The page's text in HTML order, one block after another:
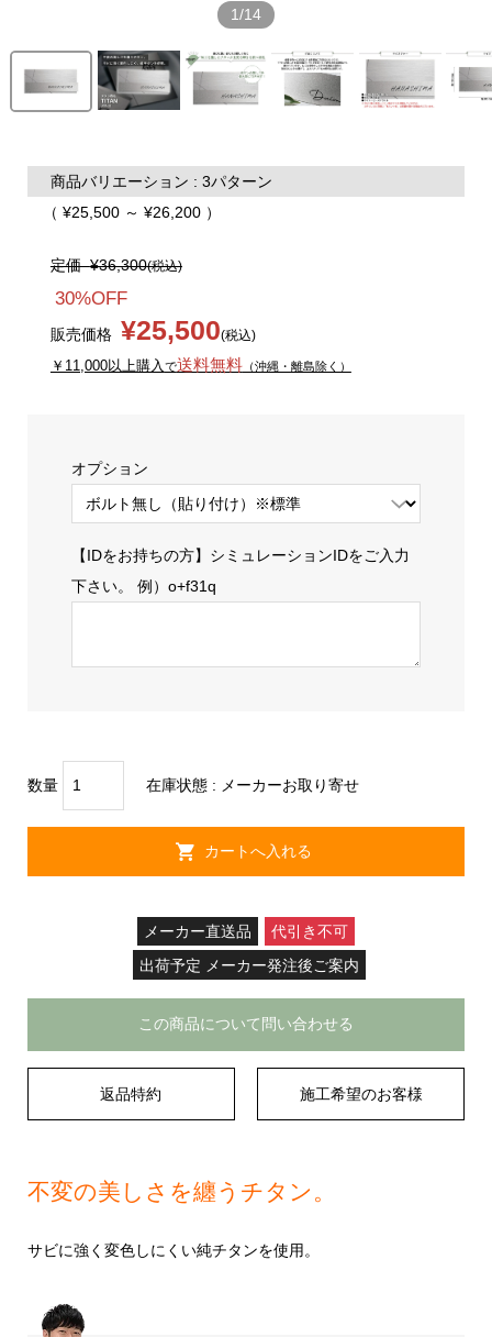
1/14
商品バリエーション : 3パターン
（ ¥25,500 ～ ¥26,200 ）
定価¥36,300(税込)
30%OFF
販売価格 ¥25,500(税込)
￥11,000以上購入 で送料無料（沖縄・離島除く）
オプション
【IDをお持ちの方】シミュレーションIDをご入力
下さい。 例）o+f31q
数量 在庫状態 : メーカーお取り寄せ
メーカー直送品
代引き不可
出荷予定 メーカー発注後ご案内
この商品について問い合わせる
返品特約 施工希望のお客様
不変の美しさを纏うチタン。
サビに強く変色しにくい純チタンを使用。